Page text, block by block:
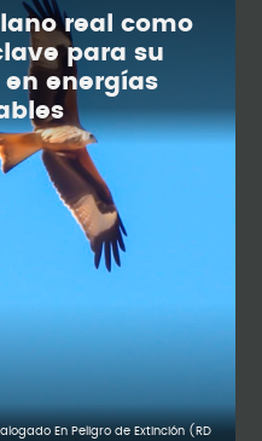
real como
para su
energías
En Peligro de Extinción (RD